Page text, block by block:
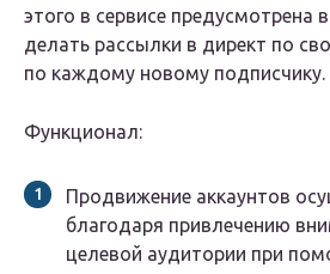
этого в сервисе предусмотрена
делать рассылки в директ по
по каждому новому подписчику.
Функционал:
Продвижение аккаунтов
благодаря привлечению
целевой аудитории при